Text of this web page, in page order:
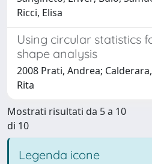
Ricci, Elisa
Using circular statistics
shape analysis
2008 Prati, Andrea;
Rita
Mostrati risultati da 5 a 10
di 10
Legenda icone